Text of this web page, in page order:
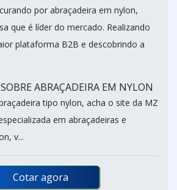
por abraçadeira em nylon,
que é líder do mercado. Realizando
plataforma B2B e descobrindo a
ABRAÇADEIRA EM NYLON
tipo nylon, acha o site da MZ
em abraçadeiras e
v...
Cotar agora